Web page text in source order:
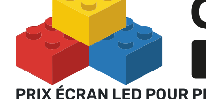
PRIX ÉCRAN LED POUR